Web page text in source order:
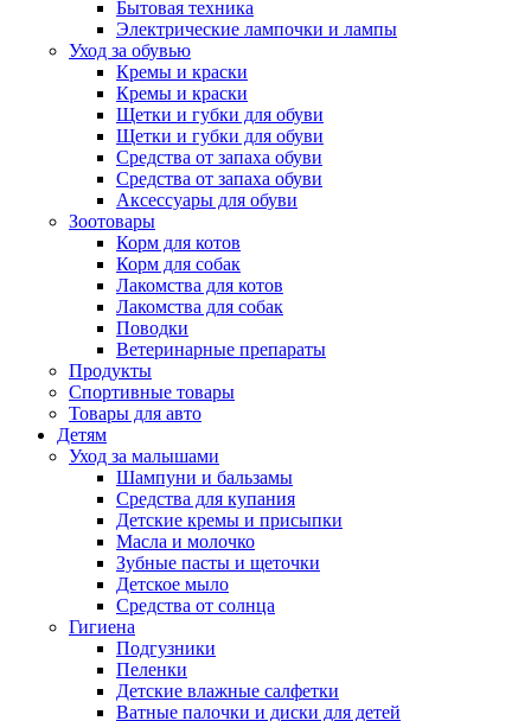
Бытовая техника
Электрические лампочки и лампы
Уход за обувью
Кремы и краски
Кремы и краски
Щетки и губки для обуви
Щетки и губки для обуви
Средства от запаха обуви
Средства от запаха обуви
Аксессуары для обуви
Зоотовары
Корм для котов
Корм для собак
Лакомства для котов
Лакомства для собак
Поводки
Ветеринарные препараты
Продукты
Спортивные товары
Товары для авто
Детям
Уход за малышами
Шампуни и бальзамы
Средства для купания
Детские кремы и присыпки
Масла и молочко
Зубные пасты и щеточки
Детское мыло
Средства от солнца
Гигиена
Подгузники
Пеленки
Детские влажные салфетки
Ватные палочки и диски для детей